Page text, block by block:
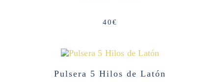
40€
Pulsera 5 Hilos de Latón